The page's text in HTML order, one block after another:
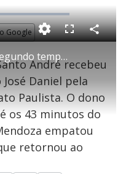
Google
Com gol no final do segundo tempo, Santos empata com o Santo André
F
s
c
e
n
C
o
a
r
a
André recebeu
Daniel pela
Paulista. O dono
os 43 minutos do
empatou
retornou ao